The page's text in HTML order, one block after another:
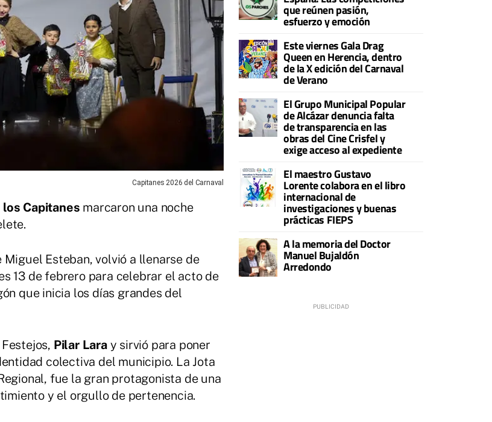
Capitanes 2026 del Carnaval
Capitanes marcaron una noche
Esteban, volvió a llenarse de
13 de febrero para celebrar el acto de
que inicia los días grandes del
Pilar Laray sirvió para poner
colectiva del municipio. La Jota
fue la gran protagonista de una
y el orgullo de pertenencia.
que reúnen pasión,
esfuerzo y emoción
Este viernes Gala Drag
Queen en Herencia, dentro
de la X edición del Carnaval
de Verano
El Grupo Municipal Popular
de Alcázar denuncia falta
de transparencia en las
obras del Cine Crisfel y
exige acceso al expediente
El maestro Gustavo
Lorente colabora en el libro
internacional de
investigaciones y buenas
prácticas FIEPS
A la memoria del Doctor
Manuel Bujaldón
Arredondo